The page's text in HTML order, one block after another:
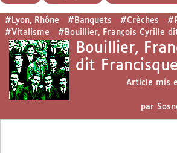
#Lyon, Rhône #Banquets #Crèches
#Vitalisme
#Bouillier, François Cyrille
Bouillier,
dit Francisque
Article mis
par